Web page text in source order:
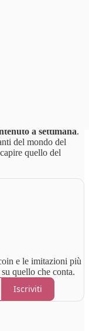
a settimana.
del mondo del
quello del
e le imitazioni più
quello che conta.
Iscriviti